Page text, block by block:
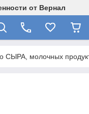
от Вернал
СЫРА, молочных